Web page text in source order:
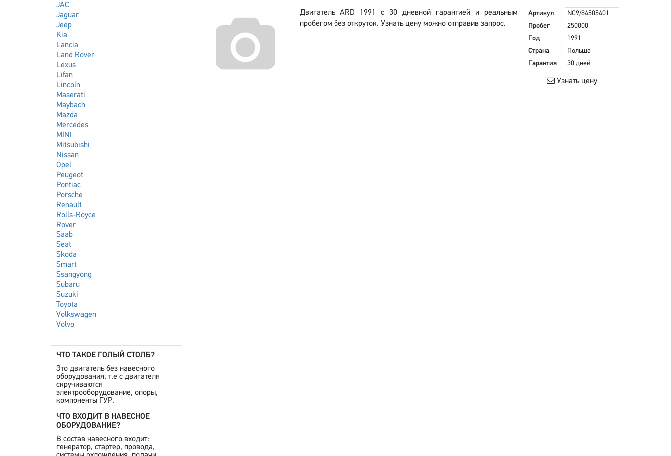
JAC
Jaguar
Jeep
Kia
Lancia
Land Rover
Lexus
Lifan
Lincoln
Maserati
Maybach
Mazda
Mercedes
MINI
Mitsubishi
Nissan
Opel
Peugeot
Pontiac
Porsche
Renault
Rolls-Royce
Rover
Saab
Seat
Skoda
Smart
Ssangyong
Subaru
Suzuki
Toyota
Volkswagen
Volvo
ЧТО ТАКОЕ ГОЛЫЙ СТОЛБ?
Это двигатель без навесного
оборудования, т.е с двигателя
скручиваются
электрооборудование, опоры,
компоненты ГУР.
ЧТО ВХОДИТ В НАВЕСНОЕ
ОБОРУДОВАНИЕ?
В состав навесного входит:
генератор, стартер, провода,
Двигатель ARD 1991 с 30 дневной гарантией и реальным
пробегом без откруток. Узнать цену можно отправив запрос.
Артикул
NC9/84505401
Пробег
250000
Год
1991
Страна
Польша
Гарантия
30 дней
Узнать цену